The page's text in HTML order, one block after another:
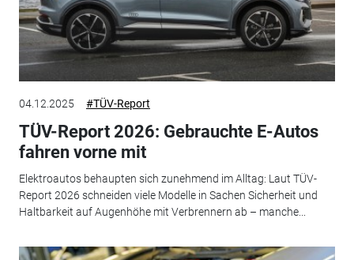
04.12.2025 #TÜV-Report
TÜV-Report 2026: Gebrauchte E-Autos
fahren vorne mit
Elektroautos behaupten sich zunehmend im Alltag: Laut TÜV-
Report 2026 schneiden viele Modelle in Sachen Sicherheit und
Haltbarkeit auf Augenhöhe mit Verbrennern ab – manche...